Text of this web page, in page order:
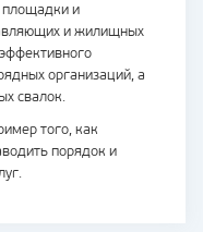
площадки и
и жилищных
организаций, а
свалок.
того, как
порядок и